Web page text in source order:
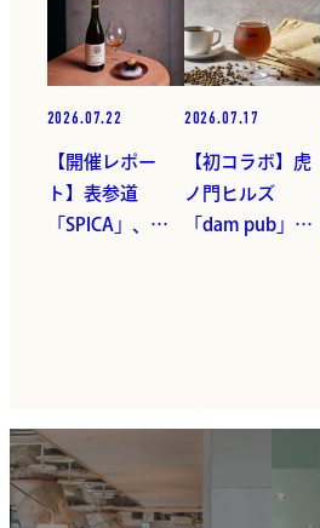
2026.07.22
【開催レポー
ト】表参道
「SPICA」、北
2026.07.17
【初コラボ】虎
ノ門ヒルズ
「dam pub」×
始！